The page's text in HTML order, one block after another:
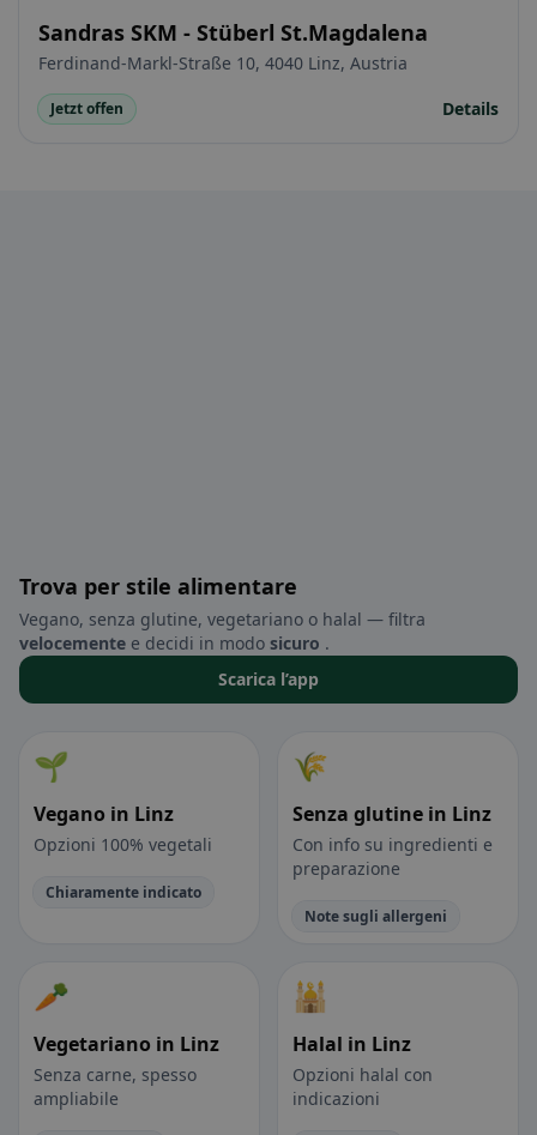
Sandras SKM - Stüberl St.Magdalena
Ferdinand-Markl-Straße 10, 4040 Linz, Austria
Jetzt offen Details
Trova per stile alimentare
Vegano, senza glutine, vegetariano o halal — filtra
velocemente e decidi in modo sicuro .
Scarica l’app
🌱
Vegano in Linz
Opzioni 100% vegetali
Chiaramente indicato
🌾
Senza glutine in Linz
Con info su ingredienti e
preparazione
Note sugli allergeni
🥕
Vegetariano in Linz
Senza carne, spesso
ampliabile
🕌
Halal in Linz
Opzioni halal con
indicazioni